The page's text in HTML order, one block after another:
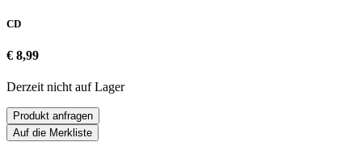
CD
€ 8,99
Derzeit nicht auf Lager
Produkt anfragen
Auf die Merkliste